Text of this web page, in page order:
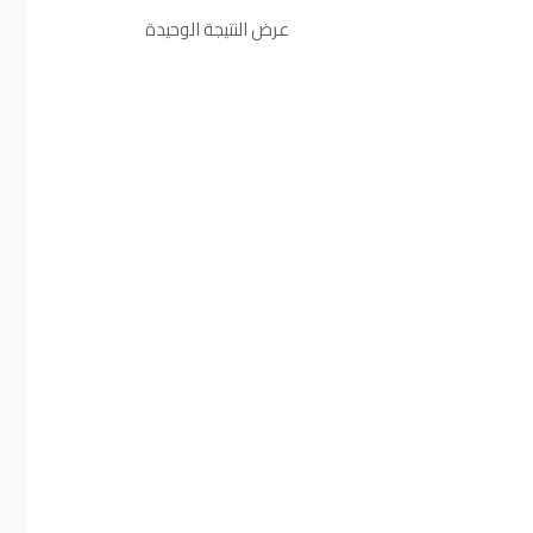
عرض النتيجة الوحيدة